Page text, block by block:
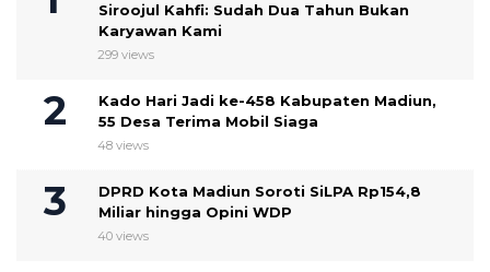
Siroojul Kahfi: Sudah Dua Tahun Bukan
Karyawan Kami
299 views
Kado Hari Jadi ke-458 Kabupaten Madiun,
55 Desa Terima Mobil Siaga
48 views
DPRD Kota Madiun Soroti SiLPA Rp154,8
Miliar hingga Opini WDP
40 views